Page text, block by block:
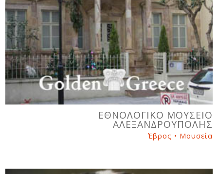
ΕΘΝΟΛΟΓΙΚΟ ΜΟΥΣΕΙΟ
ΑΛΕΞΑΝΔΡΟΥΠΟΛΗΣ
Έβρος • Μουσεία